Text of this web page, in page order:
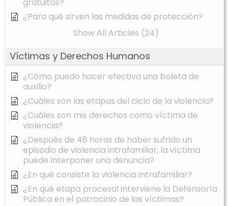
gratuitos?
¿Para qué sirven las medidas de protección?
Show All Articles (24)
Víctimas y Derechos Humanos
¿Cómo puedo hacer efectiva una boleta de
auxilio?
¿Cuáles son las etapas del ciclo de la violencia?
¿Cuáles son mis derechos como víctima de
violencia?
¿Después de 48 horas de haber sufrido un
episodio de violencia intrafamiliar, la víctima
puede interponer una denuncia?
¿En qué consiste la violencia intrafamiliar?
¿En qué etapa procesal interviene la Defensoría
Pública en el patrocinio de las víctimas?